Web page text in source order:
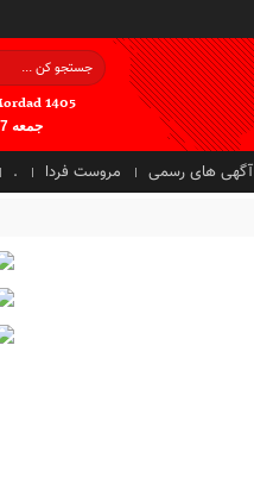
1405
جمعه 07,اوت,2026
آگهی های رسمی مروست فردا .